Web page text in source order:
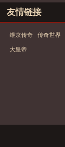
友情链接
维京传奇 传奇世界
大皇帝